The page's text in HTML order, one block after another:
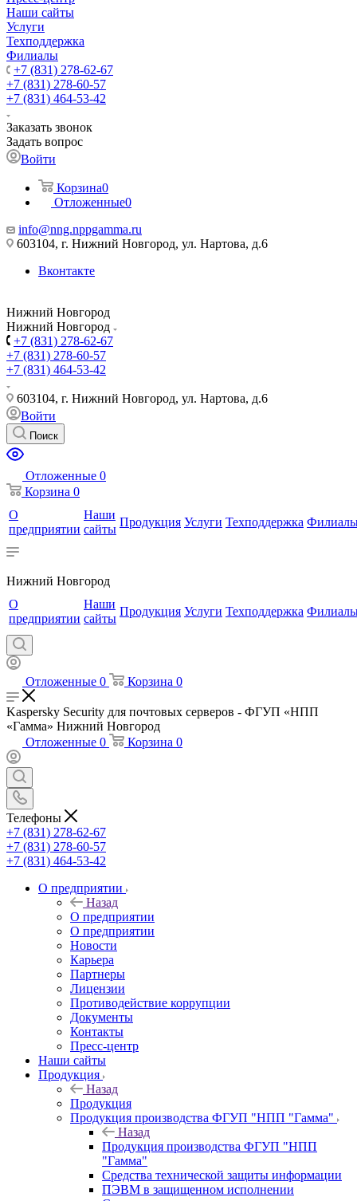
Наши сайты
Услуги
Техподдержка
Филиалы
+7 (831) 278-62-67
+7 (831) 278-60-57
+7 (831) 464-53-42
Заказать звонок
Задать вопрос
Войти
Корзина0
Отложенные0
info@nng.nppgamma.ru
603104, г. Нижний Новгород, ул. Нартова, д.6
Вконтакте
Нижний Новгород
Нижний Новгород
+7 (831) 278-62-67
+7 (831) 278-60-57
+7 (831) 464-53-42
603104, г. Нижний Новгород, ул. Нартова, д.6
Войти
Поиск
Отложенные 0
Корзина 0
О
предприятии
Наши
сайты
Продукция Услуги Техподдержка
Нижний Новгород
О
предприятии
Наши
сайты
Продукция Услуги Техподдержка
Отложенные 0 Корзина 0
Kaspersky Security для почтовых серверов - ФГУП «НПП
«Гамма» Нижний Новгород
Отложенные 0 Корзина 0
Телефоны
+7 (831) 278-62-67
+7 (831) 278-60-57
+7 (831) 464-53-42
О предприятии
Назад
О предприятии
О предприятии
Новости
Карьера
Партнеры
Лицензии
Противодействие коррупции
Документы
Контакты
Пресс-центр
Наши сайты
Продукция
Назад
Продукция
Продукция производства ФГУП "НПП "Гамма"
Назад
Продукция производства ФГУП "НПП
"Гамма"
Средства технической защиты информации
ПЭВМ в защищенном исполнении